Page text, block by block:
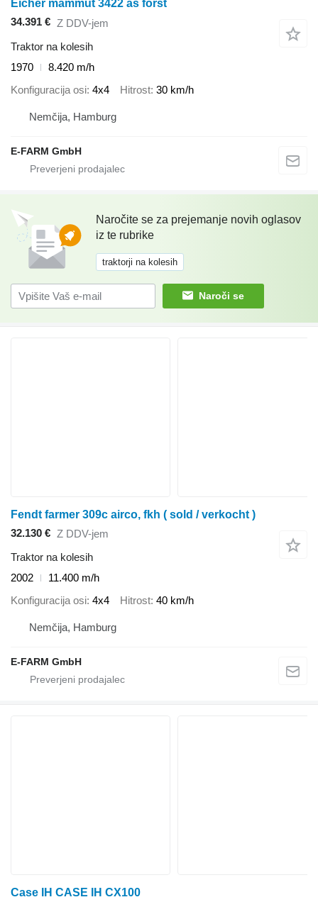
Eicher mammut 3422 as forst
34.391 € Z DDV-jem
Traktor na kolesih
1970
8.420 m/h
Konfiguracija osi 4x4 Hitrost 30 km/h
Nemčija, Hamburg
E-FARM GmbH
Naročite se za prejemanje novih oglasov
iz te rubrike
traktorji na kolesih
Naroči se
Fendt farmer 309c airco, fkh ( sold / verkocht )
32.130 € Z DDV-jem
Traktor na kolesih
2002
11.400 m/h
Konfiguracija osi 4x4 Hitrost 40 km/h
Nemčija, Hamburg
E-FARM GmbH
Case IH CASE IH CX100